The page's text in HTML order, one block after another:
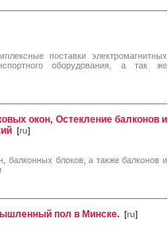
поставки электромагнитных
оборудования, а так же
окон, Остекление балконов и
[ru]
балконных блоков, а также балконов и
пол в Минске. [ru]